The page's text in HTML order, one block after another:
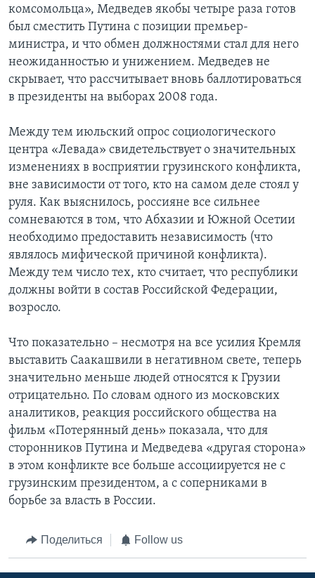
комсомольца», Медведев якобы четыре раза готов
был сместить Путина с позиции премьер-
министра, и что обмен должностями стал для него
неожиданностью и унижением. Медведев не
скрывает, что рассчитывает вновь баллотироваться
в президенты на выборах 2008 года.
Между тем июльский опрос социологического
центра «Левада» свидетельствует о значительных
изменениях в восприятии грузинского конфликта,
вне зависимости от того, кто на самом деле стоял у
руля. Как выяснилось, россияне все сильнее
сомневаются в том, что Абхазии и Южной Осетии
необходимо предоставить независимость (что
являлось мифической причиной конфликта).
Между тем число тех, кто считает, что республики
должны войти в состав Российской Федерации,
возросло.
Что показательно – несмотря на все усилия Кремля
выставить Саакашвили в негативном свете, теперь
значительно меньше людей относятся к Грузии
отрицательно. По словам одного из московских
аналитиков, реакция российского общества на
фильм «Потерянный день» показала, что для
сторонников Путина и Медведева «другая сторона»
в этом конфликте все больше ассоциируется не с
грузинским президентом, а с соперниками в
борьбе за власть в России.
Поделиться Follow us